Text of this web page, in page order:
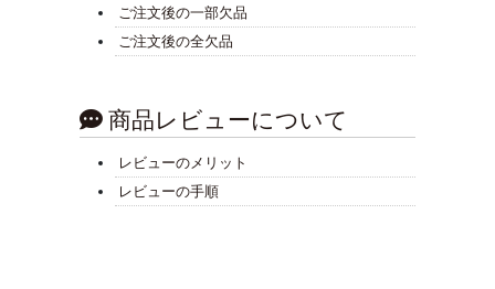
ご注文後の一部欠品
ご注文後の全欠品
商品レビューについて
レビューのメリット
レビューの手順